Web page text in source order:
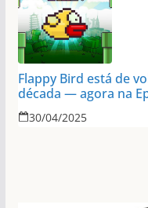
Flappy Bird está de
década — agora na
30/04/2025